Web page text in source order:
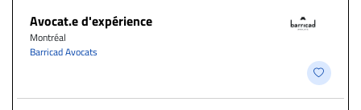
Avocat.e d'expérience
Montréal
Barricad Avocats